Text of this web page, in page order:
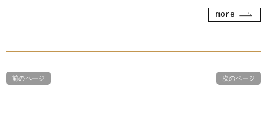
more
前のページ 次のページ